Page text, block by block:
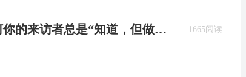
的来访者总是“知道，但做不
1665阅读